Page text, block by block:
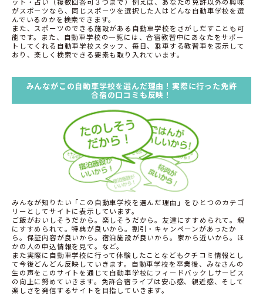
がスポーツなら、同じスポーツを選択した人はどんな自動車学校を選
んでいるのかを検索できます。
また、スポーツのできる施設がある自動車学校をさがしだすことも可
能です。また、自動車学校の一覧には、合宿教習中にあなたをサポー
トしてくれる自動車学校スタッフ、毎日、乗車する教習車を表示して
おり、楽しく検索できる要素も取り入れています。
みんながこの自動車学校を選んだ理由！実際に行った免許
合宿の口コミも反映！
みんなが知りたい「この自動車学校を選んだ理由」をひとつのカテゴ
リーとしてサイトに表示しています。
ご飯がおいしそうだから。楽しそうだから。友達にすすめられて。親
にすすめられて。特典が良いから。割引・キャンペーンがあったか
ら。保証内容が良いから。宿泊施設が良いから。家から近いから。ほ
かの人の申込情報を見て。など。
また実際に自動車学校に行って体験したことなどもクチコミ情報とし
て今後どんどん反映していきます。自動車学校を卒業後、みなさんの
生の声をこのサイトを通じて自動車学校にフィードバックしサービス
の向上に努めていきます。免許合宿ライブは安心感、親近感、そして
楽しさを発信するサイトを目指していきます。